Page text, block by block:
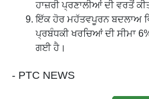
ਹਾਜ਼ਰੀ ਪ੍ਰਣਾਲੀਆਂ ਦੀ ਵਰਤੋਂ
ਇੱਕ ਹੋਰ ਮਹੱਤਵਪੂਰਨ ਬਦਲਾਅ
ਪ੍ਰਬੰਧਕੀ ਖਰਚਿਆਂ ਦੀ ਸੀਮਾ
ਗਈ ਹੈ।
- PTC NEWS